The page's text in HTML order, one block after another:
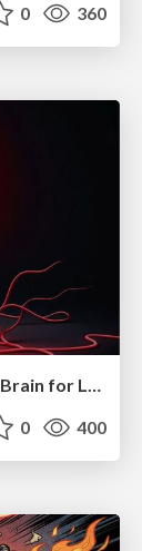
0 360
Primal Persuasion: How to Engage the Brain for Learning That Lasts
0 400